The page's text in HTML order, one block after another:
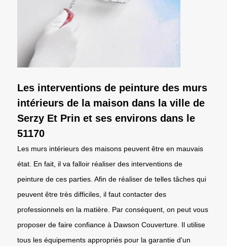
Les interventions de peinture des murs
intérieurs de la maison dans la ville de
Serzy Et Prin et ses environs dans le
51170
Les murs intérieurs des maisons peuvent être en mauvais
état. En fait, il va falloir réaliser des interventions de
peinture de ces parties. Afin de réaliser de telles tâches qui
peuvent être très difficiles, il faut contacter des
professionnels en la matière. Par conséquent, on peut vous
proposer de faire confiance à Dawson Couverture. Il utilise
tous les équipements appropriés pour la garantie d'un